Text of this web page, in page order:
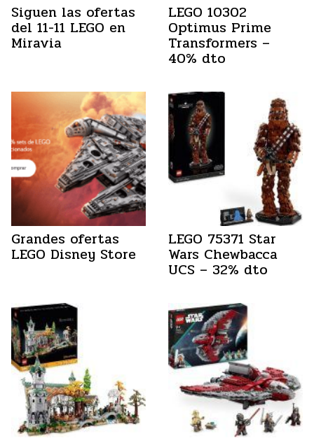
Siguen las ofertas
del 11-11 LEGO en
Miravia
LEGO 10302
Optimus Prime
Transformers –
40% dto
Grandes ofertas
LEGO Disney Store
LEGO 75371 Star
Wars Chewbacca
UCS – 32% dto